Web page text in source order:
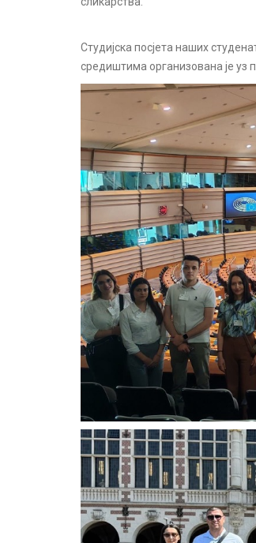
Студијска посјета наших
средиштима организована је уз